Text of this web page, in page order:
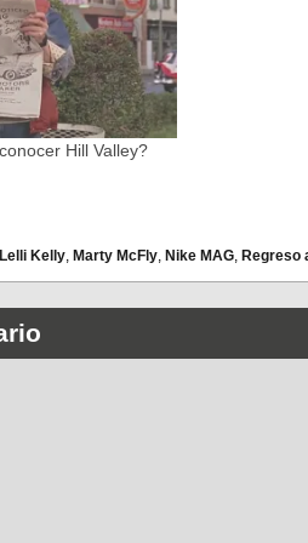
Hill Valley?
Lelli Kelly, Marty McFly, Nike MAG, Regreso